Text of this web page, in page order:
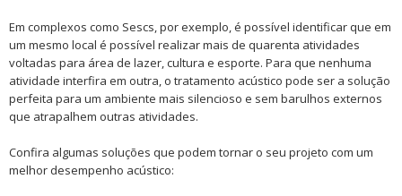
Em complexos como Sescs, por exemplo, é possível identificar que em
um mesmo local é possível realizar mais de quarenta atividades
voltadas para área de lazer, cultura e esporte. Para que nenhuma
atividade interfira em outra, o tratamento acústico pode ser a solução
perfeita para um ambiente mais silencioso e sem barulhos externos
que atrapalhem outras atividades.
Confira algumas soluções que podem tornar o seu projeto com um
melhor desempenho acústico: